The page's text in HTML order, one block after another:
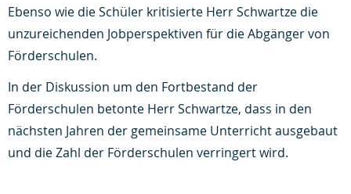
Ebenso wie die Schüler kritisierte Herr Schwartze die
unzureichenden Jobperspektiven für die Abgänger von
Förderschulen.
In der Diskussion um den Fortbestand der
Förderschulen betonte Herr Schwartze, dass in den
nächsten Jahren der gemeinsame Unterricht ausgebaut
und die Zahl der Förderschulen verringert wird.